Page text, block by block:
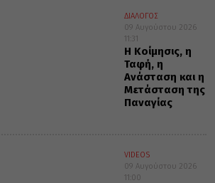
ΔΙΑΛΟΓΟΣ
09 Αυγούστου 2026
11:31
Η Κοίμησις, η
Ταφή, η
Ανάσταση και η
Μετάσταση της
Παναγίας
VIDEOS
09 Αυγούστου 2026
11:00